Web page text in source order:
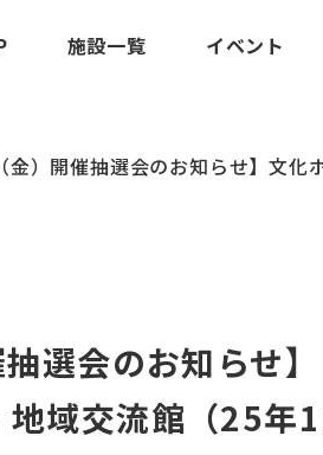
施設一覧 イベント
金）開催抽選会のお知らせ】文
選会のお知らせ】
域交流館（25年